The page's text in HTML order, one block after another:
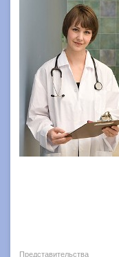
Представительства